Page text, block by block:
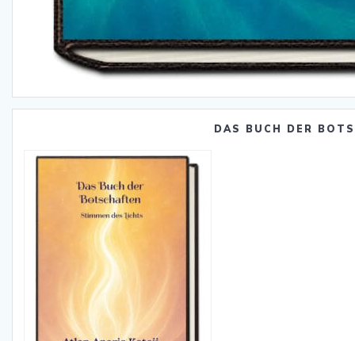
DAS BUCH DER